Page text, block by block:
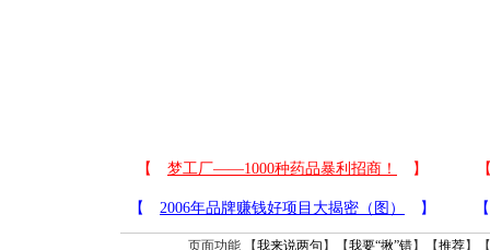
页面功能 【我来说两句 】【我要“揪”错】【推荐】